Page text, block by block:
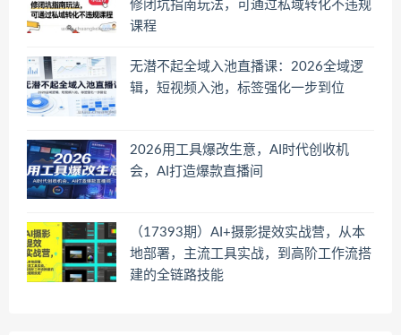
修闭坑指南玩法，可通过私域转化不违规
课程
无潜不起全域入池直播课：2026全域逻
辑，短视频入池，标签强化一步到位
2026用工具爆改生意，AI时代创收机
会，AI打造爆款直播间
（17393期）AI+摄影提效实战营，从本
地部署，主流工具实战，到高阶工作流搭
建的全链路技能